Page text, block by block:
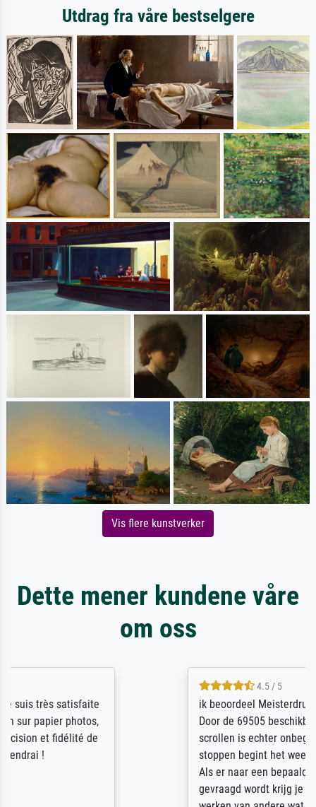
Utdrag fra våre bestselgere
Vis flere kunstverker
Dette mener kundene våre
om oss
ik beoordeel Meisterdrucke zeer positief.
Door de 69505 beschikbare kunstenaars
scrollen is echter onbegonnen werk (na
stoppen begint het weer van voor af aan).
Als er naar een bepaalde kunstenaar
gevraagd wordt krijg je ook een aantal